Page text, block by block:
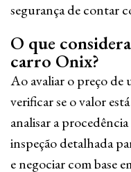
segurança de contar
O que
carro Onix?
Ao avaliar o preço
verificar se o valor
analisar a
inspeção detalhada
e negociar com base